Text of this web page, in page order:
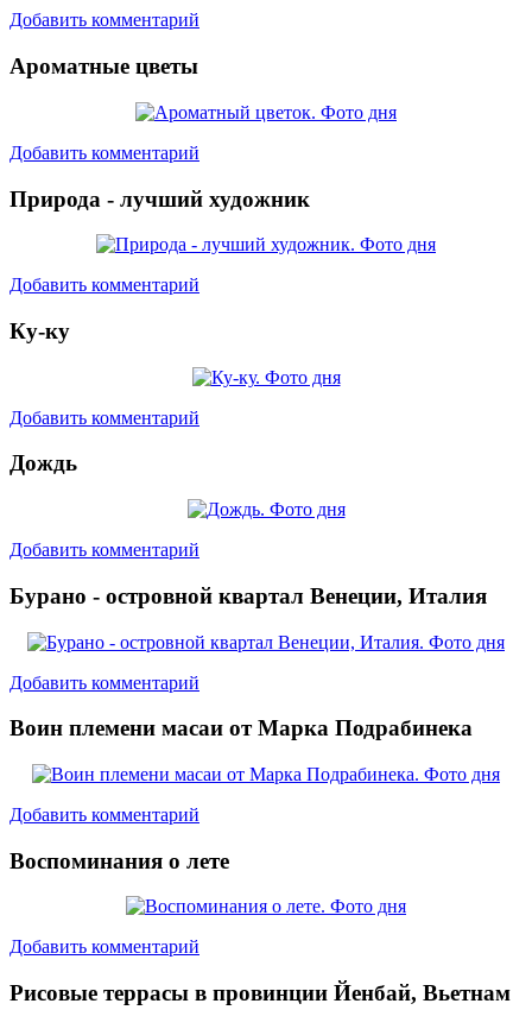
Добавить комментарий
Ароматные цветы
Добавить комментарий
Природа - лучший художник
Добавить комментарий
Ку-ку
Добавить комментарий
Дождь
Добавить комментарий
Бурано - островной квартал Венеции, Италия
Добавить комментарий
Воин племени масаи от Марка Подрабинека
Добавить комментарий
Воспоминания о лете
Добавить комментарий
Рисовые террасы в провинции Йенбай, Вьетнам